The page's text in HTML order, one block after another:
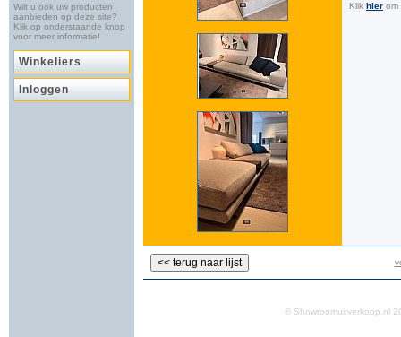
Wilt u ook uw producten
aanbieden op deze site?
Klik op onderstaande knop
voor meer informatie!
Winkeliers
Inloggen
Klik hier om
©